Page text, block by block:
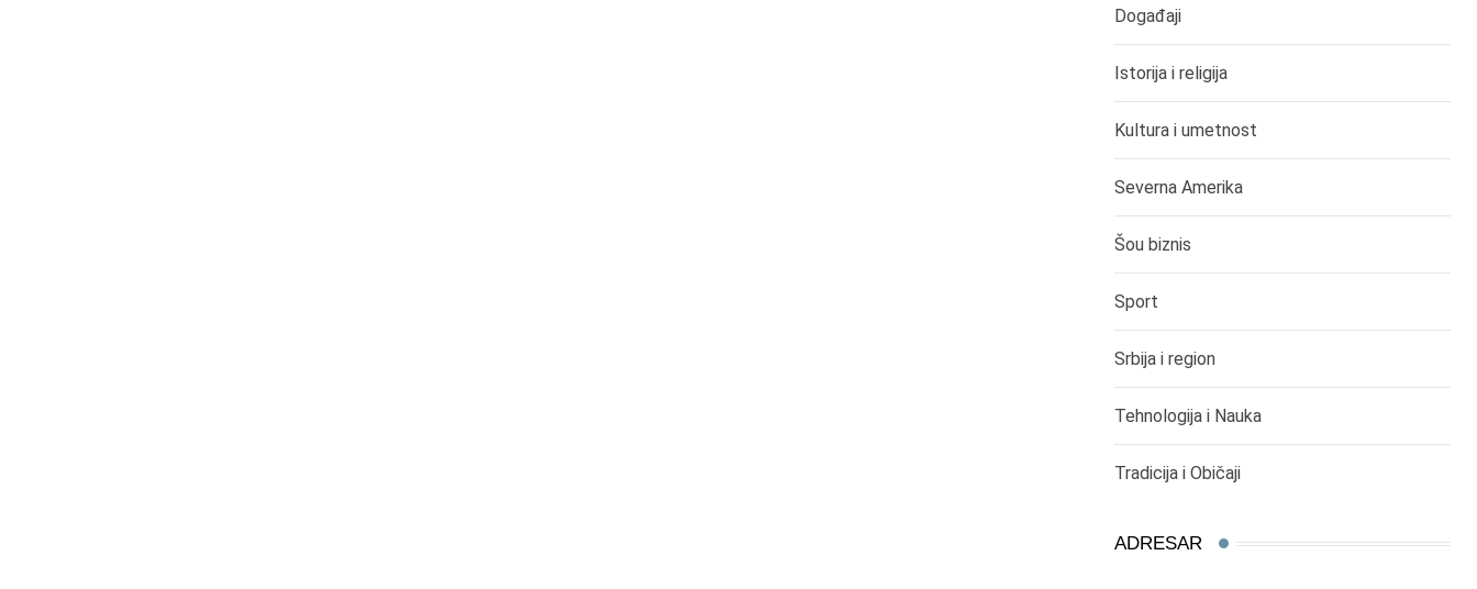
Događaji
Istorija i religija
Kultura i umetnost
Severna Amerika
Šou biznis
Sport
Srbija i region
Tehnologija i Nauka
Tradicija i Običaji
ADRESAR